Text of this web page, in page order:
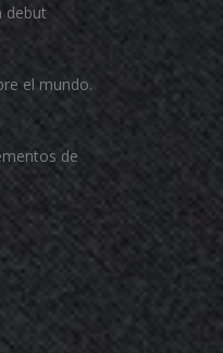
debut
el mundo.
de